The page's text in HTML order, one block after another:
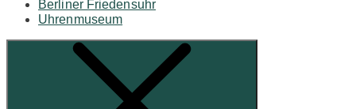
Berliner Friedensuhr
Uhrenmuseum